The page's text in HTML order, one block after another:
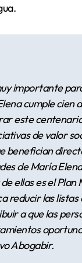
importante
cumple cien
este
de valor
benefician
de María
ellas es el Plan
reducir las listas
a que las
Abogabir.